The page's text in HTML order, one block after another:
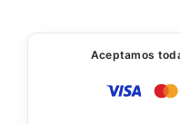
Aceptamos